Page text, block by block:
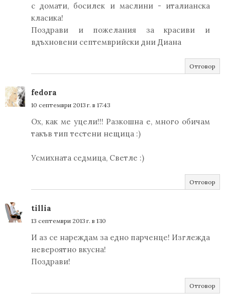
с домати, босилек и маслини - италианска
класика!
Поздрави и пожелания за красиви и
вдъхновени септемврийски дни Диана
Отговор
fedora
10 септември 2013 г. в 17:43
Ох, как ме уцели!!! Разкошна е, много обичам
такъв тип тестени нещица :)
Усмихната седмица, Светле :)
Отговор
tillia
13 септември 2013 г. в 1:10
И аз се нареждам за едно парченце! Изглежда
невероятно вкусна!
Поздрави!
Отговор